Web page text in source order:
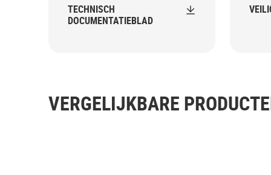
TECHNISCH
DOCUMENTATIEBLAD
VERGELIJKBARE